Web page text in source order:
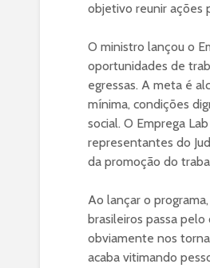
objetivo reunir ações
O ministro lançou o
oportunidades de
egressas. A meta é
mínima, condições
social. O Emprega
representantes do
da promoção do
Ao lançar o
brasileiros passa pelo
obviamente nos
acaba vitimando